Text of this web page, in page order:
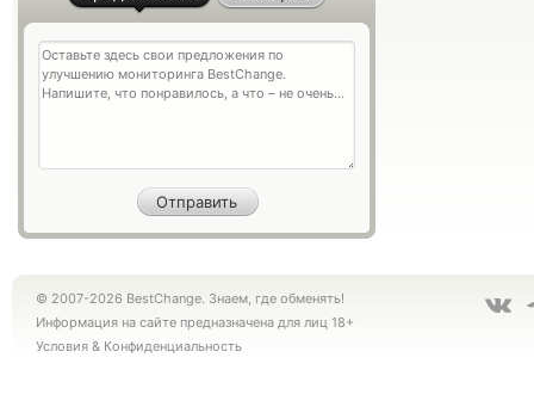
© 2007-2026 BestChange. Знаем, где обменять!
Информация на сайте предназначена для лиц 18+
Условия & Конфиденциальность